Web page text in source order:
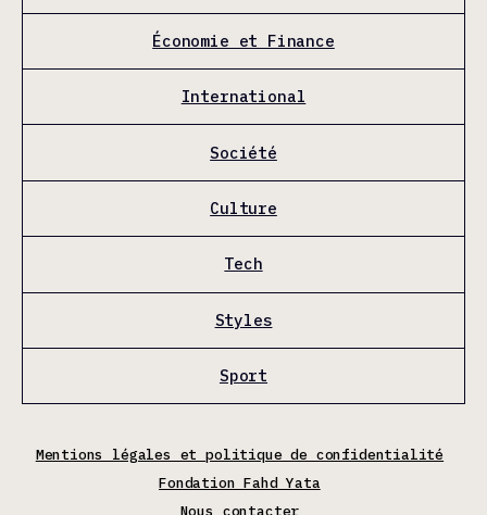
Économie et Finance
International
Société
Culture
Tech
Styles
Sport
Mentions légales et politique de confidentialité
Fondation Fahd Yata
Nous contacter